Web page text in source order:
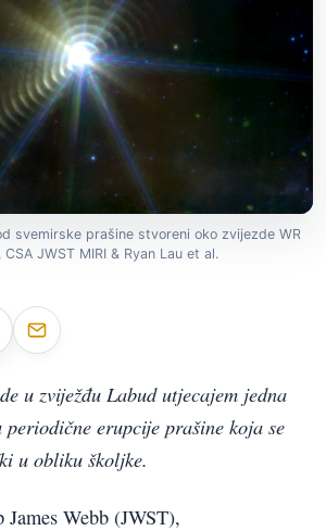
svemirske prašine stvoreni oko zvijezde WR
CSA JWST MIRI & Ryan Lau et al.
u zviježđu Labud utjecajem jedna
erupcije prašine koja se
u obliku školjke.
Webb (JWST),